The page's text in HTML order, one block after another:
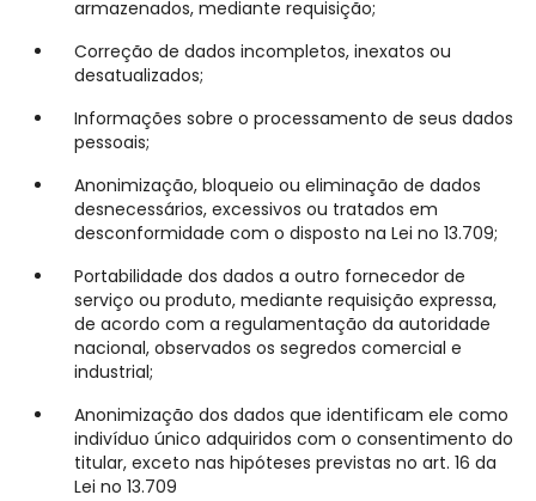
armazenados, mediante requisição;
Correção de dados incompletos, inexatos ou
desatualizados;
Informações sobre o processamento de seus dados
pessoais;
Anonimização, bloqueio ou eliminação de dados
desnecessários, excessivos ou tratados em
desconformidade com o disposto na Lei no 13.709;
Portabilidade dos dados a outro fornecedor de
serviço ou produto, mediante requisição expressa,
de acordo com a regulamentação da autoridade
nacional, observados os segredos comercial e
industrial;
Anonimização dos dados que identificam ele como
indivíduo único adquiridos com o consentimento do
titular, exceto nas hipóteses previstas no art. 16 da
Lei no 13.709